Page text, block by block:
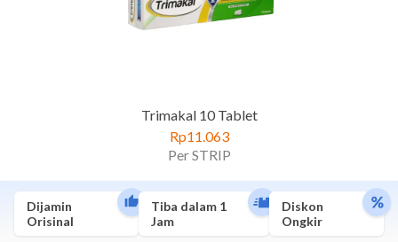
Trimakal 10 Tablet
Rp11.063
Per STRIP
Dijamin
Orisinal
Tiba dalam 1
Jam
Diskon
Ongkir